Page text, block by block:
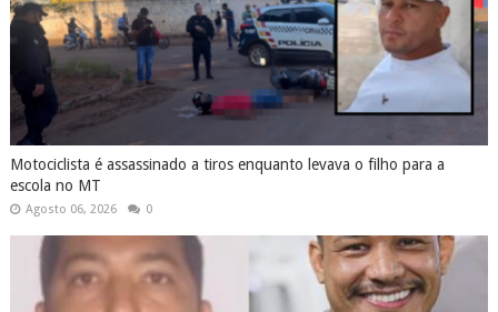
Motociclista é assassinado a tiros enquanto levava o filho para a
escola no MT
Agosto 06, 2026 0